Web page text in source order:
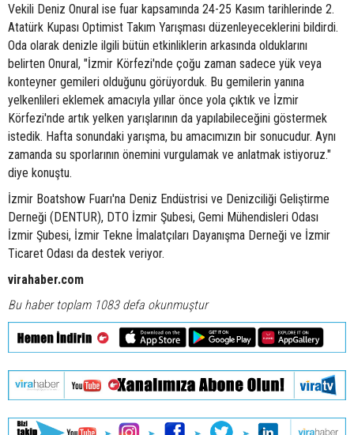
Vekili Deniz Onural ise fuar kapsamında 24-25 Kasım tarihlerinde 2.
Atatürk Kupası Optimist Takım Yarışması düzenleyeceklerini bildirdi.
Oda olarak denizle ilgili bütün etkinliklerin arkasında olduklarını
belirten Onural, "İzmir Körfezi'nde çoğu zaman sadece yük veya
konteyner gemileri olduğunu görüyorduk. Bu gemilerin yanına
yelkenlileri eklemek amacıyla yıllar önce yola çıktık ve İzmir
Körfezi'nde artık yelken yarışlarının da yapılabileceğini göstermek
istedik. Hafta sonundaki yarışma, bu amacımızın bir sonucudur. Aynı
zamanda su sporlarının önemini vurgulamak ve anlatmak istiyoruz."
diye konuştu.
İzmir Boatshow Fuarı'na Deniz Endüstrisi ve Denizciliği Geliştirme
Derneği (DENTUR), DTO İzmir Şubesi, Gemi Mühendisleri Odası
İzmir Şubesi, İzmir Tekne İmalatçıları Dayanışma Derneği ve İzmir
Ticaret Odası da destek veriyor.
virahaber.com
Bu haber toplam 1083 defa okunmuştur